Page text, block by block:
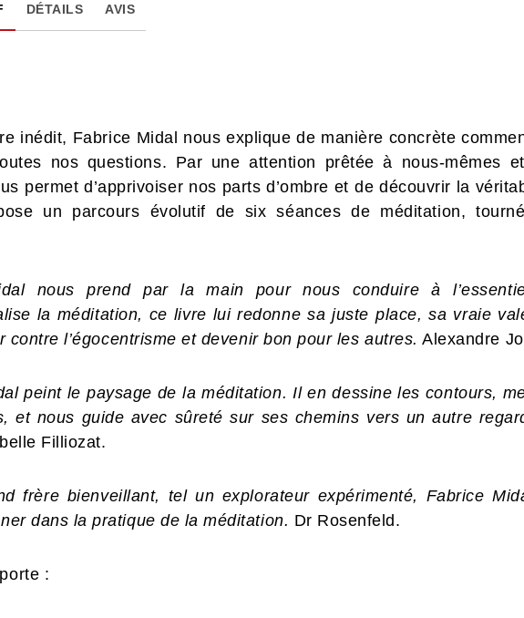
DÉTAILS AVIS
inédit, Fabrice Midal nous explique de manière concrète
nos questions. Par une attention prêtée à nous-mêmes
permet d’apprivoiser nos parts d’ombre et de découvrir la
un parcours évolutif de six séances de méditation,
nous prend par la main pour nous conduire à
la méditation, ce livre lui redonne sa juste place, sa vraie
contre l’égocentrisme et devenir bon pour les autres. Alexandre
peint le paysage de la méditation. Il en dessine les contours,
et nous guide avec sûreté sur ses chemins vers un autre
Filliozat.
frère bienveillant, tel un explorateur expérimenté, Fabrice
dans la pratique de la méditation. Dr Rosenfeld.
: